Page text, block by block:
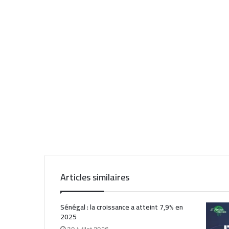
Articles similaires
Sénégal : la croissance a atteint 7,9% en
2025